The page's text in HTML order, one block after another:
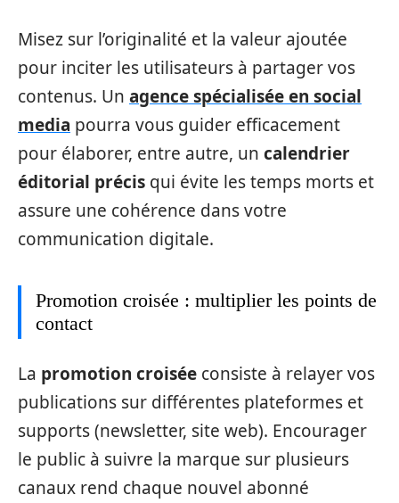
Misez sur l’originalité et la valeur ajoutée
pour inciter les utilisateurs à partager vos
contenus. Un agence spécialisée en social
media pourra vous guider efficacement
pour élaborer, entre autre, un calendrier
éditorial précis qui évite les temps morts et
assure une cohérence dans votre
communication digitale.
Promotion croisée : multiplier les points de
contact
La promotion croisée consiste à relayer vos
publications sur différentes plateformes et
supports (newsletter, site web). Encourager
le public à suivre la marque sur plusieurs
canaux rend chaque nouvel abonné